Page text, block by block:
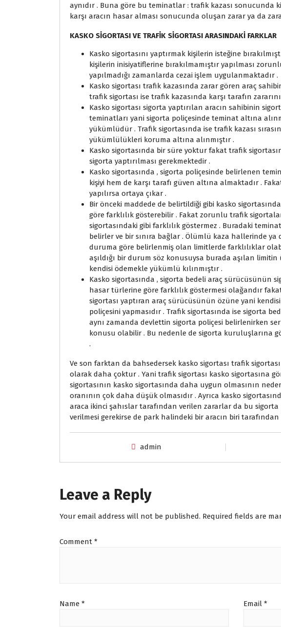
aynıdır . Buna göre bu teminatlar : trafik kazası sonucunda
karşı aracın hasar alması sonucunda oluşan zarar ya da
KASKO SİGORTASI VE TRAFİK SİGORTASI ARASINDAKİ FARKLAR
Kasko sigortasını yaptırmak kişilerin isteğine
kişilerin inisiyatiflerine bırakılmamıştır yapılması
yapılmadığı zamanlarda cezai işlem uygulanmaktadır .
Kasko sigortası trafik kazasında zarar gören araç
trafik sigortası ise trafik kazasında karşı tarafın
Kasko sigortası sigorta yaptırılan aracın sahibinin
teminatları yani sigorta poliçesinde teminat altına
yükümlüdür . Trafik sigortasında ise trafik kazası
yükümlülükleri koruma altına alınmıştır .
Kasko sigortasında bir süre yoktur fakat trafik
sigorta yaptırılması gerekmektedir .
Kasko sigortasında , sigorta poliçesinde belirlenen
kişiyi hem de karşı tarafı güven altına almaktadır .
yapılırsa ortaya çıkar .
Bir önceki maddede de belirtildiği gibi kasko
göre farklılık gösterebilir . Fakat zorunlu trafik
sigortasındaki gibi farklılık göstermez . Buradaki
belirler ve bir sınıra bağlar . Ölümlü kaza hallerinde
duruma göre belirlenmiş olan limitlerde farklılıklar
aşıldığı bir durum söz konusuysa burada aşılan
kendisi ödemekle yükümlü kılınmıştır .
Kasko sigortasında , sigorta bedeli araç sürücüsünün
hasar türlerine göre farklılık göstermesi olağandır
sigortası yaptıran araç sürücüsünün özüne yani
poliçesini yapmasıdır . Trafik sigortasında ise sigorta
aynı zamanda devlettin sigorta poliçesi belirlenirken
konusu olabilir . Bu nedenle de sigorta kuruluşlarına
.
Ve son farktan da bahsedersek kasko sigortası trafik
olarak daha çoktur . Yani trafik sigortası kasko sigortasına
sigortasının kasko sigortasında daha uygun olmasının
oranının çok daha düşük olmasıdır . Ayrıca kasko
araca ikinci şahıslar tarafından verilen zararlar da bu
verilmesi gerekirse de park halindeki bir aracın biri
admin
Leave a Reply
Your email address will not be published. Required fields are
Comment *
Name * Email *